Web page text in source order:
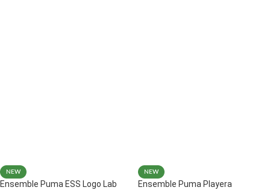
NEW
Ensemble Puma ESS Logo Lab
NEW
Ensemble Puma Playera